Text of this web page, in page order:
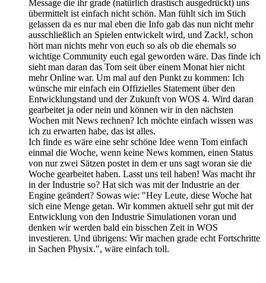
Message die ihr grade (natürlich drastisch ausgedrückt) uns
übermittelt ist einfach nicht schön. Man fühlt sich im Stich
gelassen da es nur mal eben die Info gab das nun nicht mehr
ausschließlich an Spielen entwickelt wird, und Zack!, schon
hört man nichts mehr von euch so als ob die ehemals so
wichtige Community euch egal geworden wäre. Das finde ich
sieht man daran das Tom seit über einem Monat hier nicht
mehr Online war. Um mal auf den Punkt zu kommen: Ich
wünsche mir einfach ein Offizielles Statement über den
Entwicklungstand und der Zukunft von WOS 4. Wird daran
gearbeitet ja oder nein und können wir in den nächsten
Wochen mit News rechnen? Ich möchte einfach wissen was
ich zu erwarten habe, das ist alles.
Ich finde es wäre eine sehr schöne Idee wenn Tom einfach
einmal die Woche, wenn keine News kommen, einen Status
von nur zwei Sätzen postet in dem er uns sagt woran sie die
Woche gearbeitet haben. Lasst uns teil haben! Was macht ihr
in der Industrie so? Hat sich was mit der Industrie an der
Engine geändert? Sowas wie: "Hey Leute, diese Woche hat
sich eine Menge getan. Wir kommen aktuell sehr gut mit der
Entwicklung von den Industrie Simulationen voran und
denken wir werden bald ein bisschen Zeit in WOS
investieren. Und übrigens: Wir machen grade echt Fortschritte
in Sachen Physix.", wäre einfach toll.